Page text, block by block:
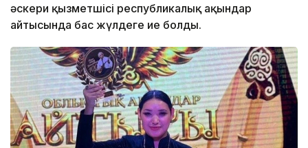
әскери қызметшісі республикалық ақындар
айтысында бас жүлдеге ие болды.